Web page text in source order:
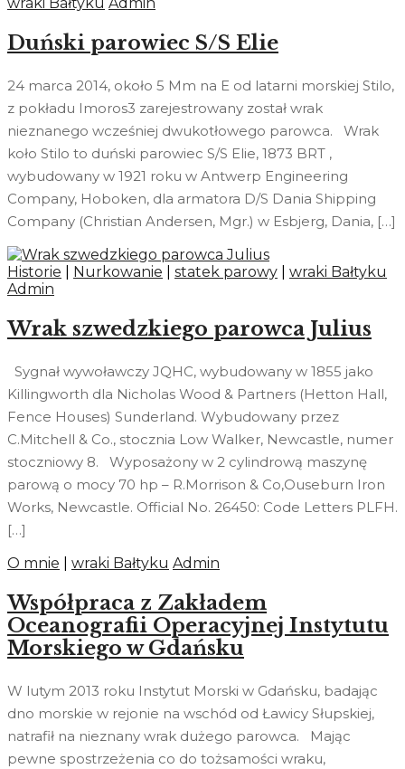
Duński parowiec S/S Elie
24 marca 2014, około 5 Mm na E od latarni morskiej Stilo,
z pokładu Imoros3 zarejestrowany został wrak
nieznanego wcześniej dwukotłowego parowca. Wrak
koło Stilo to duński parowiec S/S Elie, 1873 BRT ,
wybudowany w 1921 roku w Antwerp Engineering
Company, Hoboken, dla armatora D/S Dania Shipping
Company (Christian Andersen, Mgr.) w Esbjerg, Dania, […]
Historie Nurkowanie statek parowy
wraki Bałtyku
Admin
Wrak szwedzkiego parowca Julius
Sygnał wywoławczy JQHC, wybudowany w 1855 jako
Killingworth dla Nicholas Wood & Partners (Hetton Hall,
Fence Houses) Sunderland. Wybudowany przez
C.Mitchell & Co., stocznia Low Walker, Newcastle, numer
stoczniowy 8. Wyposażony w 2 cylindrową maszynę
parową o mocy 70 hp – R.Morrison & Co,Ouseburn Iron
Works, Newcastle. Official No. 26450: Code Letters PLFH.
[…]
O mnie
wraki Bałtyku Admin
Współpraca z Zakładem
Oceanografii Operacyjnej Instytutu
Morskiego w Gdańsku
W lutym 2013 roku Instytut Morski w Gdańsku, badając
dno morskie w rejonie na wschód od Ławicy Słupskiej,
natrafił na nieznany wrak dużego parowca. Mając
pewne spostrzeżenia co do tożsamości wraku,